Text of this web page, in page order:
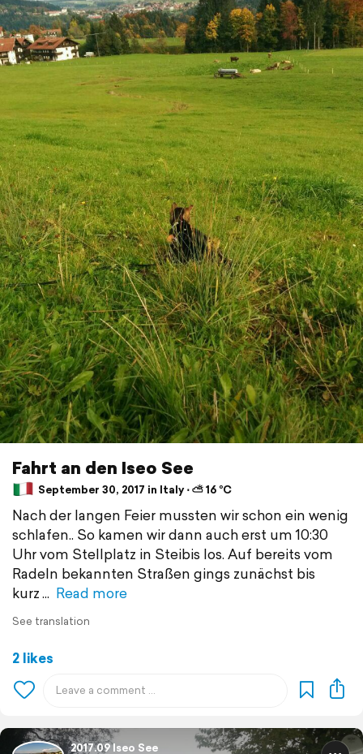
Fahrt an den Iseo See
September 30, 2017 in Italy ⋅ ⛅ 16 °C
Nach der langen Feier mussten wir schon ein wenig
schlafen.. So kamen wir dann auch erst um 10:30
Uhr vom Stellplatz in Steibis los. Auf bereits vom
Radeln bekannten Straßen gings zunächst bis
kurz
Read more
See translation
2 likes
2017.09 Iseo See